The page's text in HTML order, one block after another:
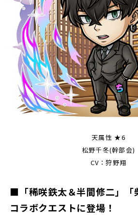
天属性 ★6
松野千冬(幹部会)
CV：狩野翔
■「稀咲鉄太＆半間修二」「
コラボクエストに登場！